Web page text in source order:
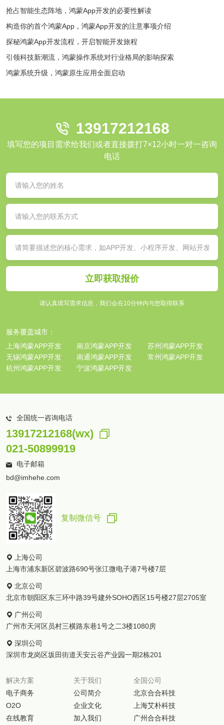
抢占智能生态阵地，鸿蒙App开发的必要性解读
构造你的首个鸿蒙App，鸿蒙App开发的注意事项介绍
探秘鸿蒙App开发流程，开启智能开发旅程
引领科技新潮流，鸿蒙操作系统对行业格局的影响探索
鸿蒙系统升级，鸿蒙原生应用全面启动
填写您的项目需求给我们或者直接拨打7×12小时一对一咨询
电话
13917212168
立即获取报价
请认真填写需求信息，我们会在10分钟内与您取得联系
服务覆盖城市：
上海鸿蒙APP开发
南京鸿蒙APP开发
苏州鸿蒙APP开发
无锡鸿蒙APP开发
南通鸿蒙APP开发
常州鸿蒙APP开发
杭州鸿蒙APP开发
宁波鸿蒙APP开发
全国统一咨询电话
13917212168(wx)
021-50899919
电子邮箱
bd@imhehe.com
复制微信号
上海公司
上海市浦东新区碧波路690号张江微电子港7号楼7层
北京公司
北京市朝阳区东三环中路39号建外SOHO西区15号楼27层2705室
广州公司
广州市天河区员村三横路东巷1号之二3楼1080房
深圳公司
深圳市龙岗区坂田街道天安云谷产业园一期2栋201
解决方案
电子商务
O2O
在线教育
关于我们
公司简介
企业文化
加入我们
全国公司
北京合合科技
上海艾朴科技
广州合合科技